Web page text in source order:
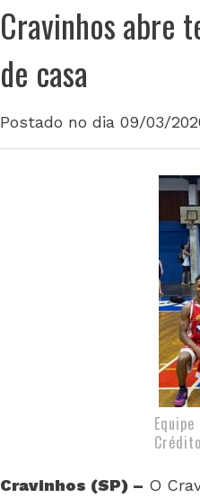
Cravinhos abre
de casa
Postado no dia 09/03/
Cravinhos (SP) – O